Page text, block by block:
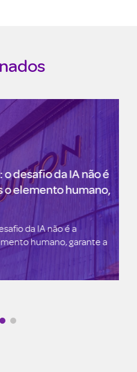
desafio da IA não é
elemento humano,
da IA não é a
humano, garante a